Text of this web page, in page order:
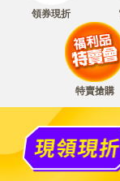
領券現折
特賣搶購